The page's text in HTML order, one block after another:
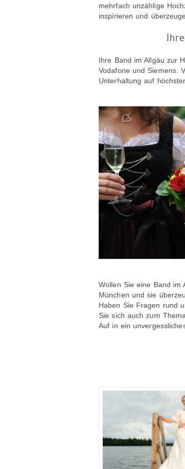
mehrfach unzählige
inspirieren und
Ihre Band im Allgäu zur
Vodafone und Siemens.
Unterhaltung auf
Wollen Sie eine Band im
München und sie
Haben Sie Fragen rund
Sie sich auch zum
Auf in ein